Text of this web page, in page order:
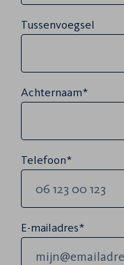
Tussenvoegsel
Achternaam*
Telefoon*
E-mailadres*